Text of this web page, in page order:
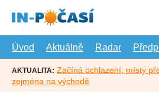
hlavní
Úvod
Aktuálně Radar
AKTUALITA: Začíná ochlazení, místy
zejména na východě